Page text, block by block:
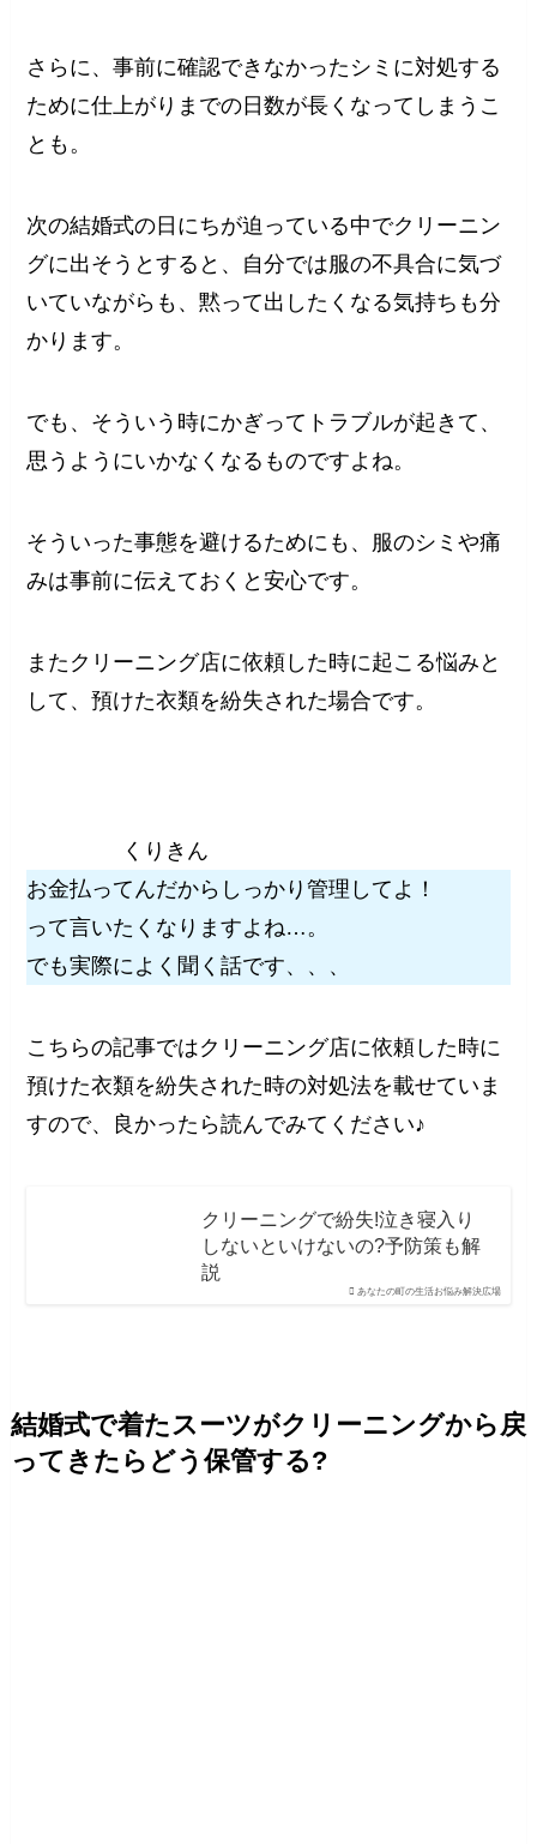
さらに、事前に確認できなかったシミに対処する
ために仕上がりまでの日数が長くなってしまうこ
とも。
次の結婚式の日にちが迫っている中でクリーニン
グに出そうとすると、自分では服の不具合に気づ
いていながらも、黙って出したくなる気持ちも分
かります。
でも、そういう時にかぎってトラブルが起きて、
思うようにいかなくなるものですよね。
そういった事態を避けるためにも、服のシミや痛
みは事前に伝えておくと安心です。
またクリーニング店に依頼した時に起こる悩みと
して、預けた衣類を紛失された場合です。
くりきん
お金払ってんだからしっかり管理してよ！
って言いたくなりますよね…。
でも実際によく聞く話です、、、
こちらの記事ではクリーニング店に依頼した時に
預けた衣類を紛失された時の対処法を載せていま
すので、良かったら読んでみてください♪
あなたの町の生活お悩み解決広場
クリーニングで紛失!泣き寝入り
しないといけないの?予防策も解
説
結婚式で着たスーツがクリーニングから戻
ってきたらどう保管する?